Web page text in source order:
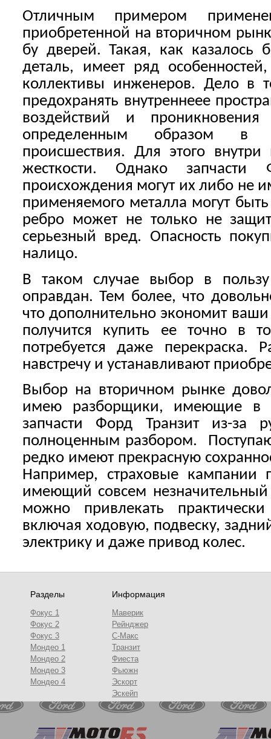
Отличным примером
приобретенной на вторичном
бу дверей. Такая, как казалось
деталь, имеет ряд
коллективы инженеров. Дело в
предохранять внутреннеее
воздействий и
определенным образом в
происшествия. Для этого
жесткости. Однако запчасти
происхождения могут их либо не
применяемого металла могут
ребро может не только не
серьезный вред. Опасность
налицо.
В таком случае выбор в
оправдан. Тем более, что
что дополнительно экономит
получится купить ее точно в
потребуется даже перекраска.
навстречу и устанавливают
Выбор на вторичном рынке
имею разборщики, имеющие в
запчасти Форд Транзит из-
полноценным разбором.
редко имеют прекрасную
Например, страховые кампании
имеющий совсем
можно привлекать
включая ходовую, подвеску,
электрику и даже привод колес.
Разделы
Фокус 1
Фокус 2
Фокус 3
Мондео 1
Мондео 2
Мондео 3
Мондео 4
Информация
Маверик
Рейнджер
С-Макс
Транзит
Фиеста
Фьюжн
Эскорт
Эскейп